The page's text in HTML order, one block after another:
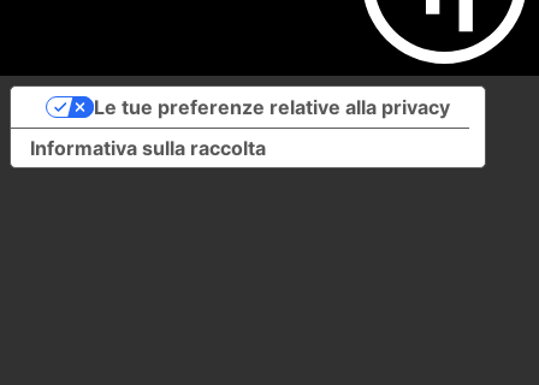
Informativa sulla raccolta
Le tue preferenze relative alla privacy